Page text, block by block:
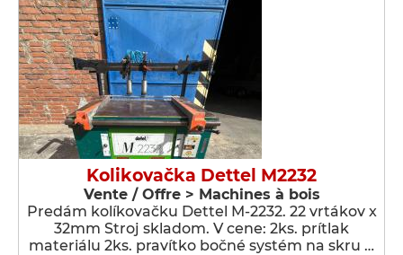
Kolikovačka Dettel M2232
Vente / Offre > Machines à bois
Predám kolíkovačku Dettel M-2232. 22 vrtákov x
32mm Stroj skladom. V cene: 2ks. prítlak
materiálu 2ks. pravítko bočné systém na skru …